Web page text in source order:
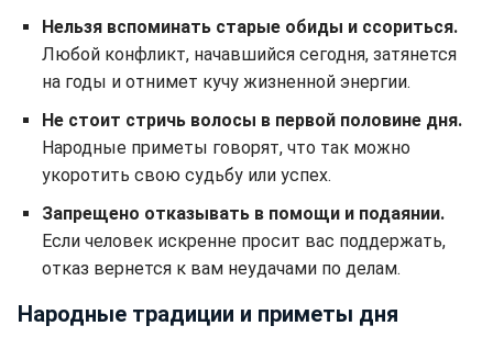
Нельзя вспоминать старые обиды и ссориться.
Любой конфликт, начавшийся сегодня, затянется
на годы и отнимет кучу жизненной энергии.
Не стоит стричь волосы в первой половине дня.
Народные приметы говорят, что так можно
укоротить свою судьбу или успех.
Запрещено отказывать в помощи и подаянии.
Если человек искренне просит вас поддержать,
отказ вернется к вам неудачами по делам.
Народные традиции и приметы дня